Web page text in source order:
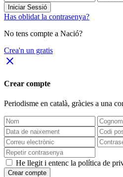
Iniciar Sessió
Has oblidat la contrasenya?
No tens compte a Nació?
Crea'n un gratis
close
Crear compte
Periodisme en català, gràcies a una
He llegit i entenc la política de
Crear compte